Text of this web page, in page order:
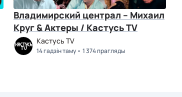
Владимирский централ – Михаил
Круг & Актеры / Кастусь TV
Кастусь TV
14 гадзін таму 1 374 прагляды